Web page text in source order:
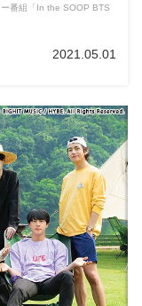
番組「In the SOOP BTS
2021.05.01